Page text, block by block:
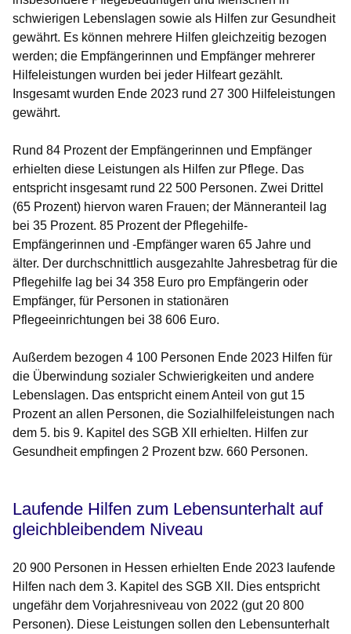
schwierigen Lebenslagen sowie als Hilfen zur Gesundheit
gewährt. Es können mehrere Hilfen gleichzeitig bezogen
werden; die Empfängerinnen und Empfänger mehrerer
Hilfeleistungen wurden bei jeder Hilfeart gezählt.
Insgesamt wurden Ende 2023 rund 27 300 Hilfeleistungen
gewährt.
Rund 84 Prozent der Empfängerinnen und Empfänger
erhielten diese Leistungen als Hilfen zur Pflege. Das
entspricht insgesamt rund 22 500 Personen. Zwei Drittel
(65 Prozent) hiervon waren Frauen; der Männeranteil lag
bei 35 Prozent. 85 Prozent der Pflegehilfe-
Empfängerinnen und -Empfänger waren 65 Jahre und
älter. Der durchschnittlich ausgezahlte Jahresbetrag für die
Pflegehilfe lag bei 34 358 Euro pro Empfängerin oder
Empfänger, für Personen in stationären
Pflegeeinrichtungen bei 38 606 Euro.
Außerdem bezogen 4 100 Personen Ende 2023 Hilfen für
die Überwindung sozialer Schwierigkeiten und andere
Lebenslagen. Das entspricht einem Anteil von gut 15
Prozent an allen Personen, die Sozialhilfeleistungen nach
dem 5. bis 9. Kapitel des SGB XII erhielten. Hilfen zur
Gesundheit empfingen 2 Prozent bzw. 660 Personen.
Laufende Hilfen zum Lebensunterhalt auf
gleichbleibendem Niveau
20 900 Personen in Hessen erhielten Ende 2023 laufende
Hilfen nach dem 3. Kapitel des SGB XII. Dies entspricht
ungefähr dem Vorjahresniveau von 2022 (gut 20 800
Personen). Diese Leistungen sollen den Lebensunterhalt